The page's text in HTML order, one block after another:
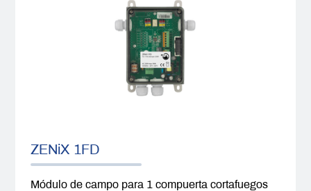
ZENiX 1FD
Módulo de campo para 1 compuerta cortafuegos